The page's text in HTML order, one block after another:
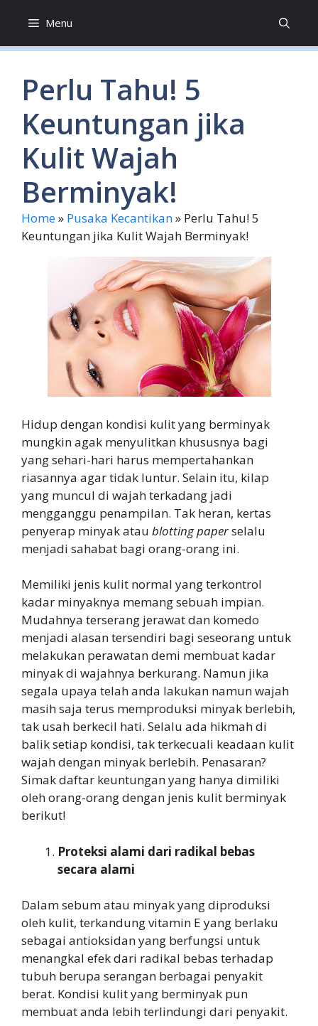
content
Menu
Perlu Tahu! 5
Keuntungan jika
Kulit Wajah
Berminyak!
Home» Pusaka Kecantikan» Perlu Tahu! 5
Keuntungan jika Kulit Wajah Berminyak!
Hidup dengan kondisi kulit yang berminyak
mungkin agak menyulitkan khususnya bagi
yang sehari-hari harus mempertahankan
riasannya agar tidak luntur. Selain itu, kilap
yang muncul di wajah terkadang jadi
mengganggu penampilan. Tak heran, kertas
penyerap minyak atau blotting paperselalu
menjadi sahabat bagi orang-orang ini.
Memiliki jenis kulit normal yang terkontrol
kadar minyaknya memang sebuah impian.
Mudahnya terserang jerawat dan komedo
menjadi alasan tersendiri bagi seseorang untuk
melakukan perawatan demi membuat kadar
minyak di wajahnya berkurang. Namun jika
segala upaya telah anda lakukan namun wajah
masih saja terus memproduksi minyak berlebih,
tak usah berkecil hati. Selalu ada hikmah di
balik setiap kondisi, tak terkecuali keadaan kulit
wajah dengan minyak berlebih. Penasaran?
Simak daftar keuntungan yang hanya dimiliki
oleh orang-orang dengan jenis kulit berminyak
berikut!
Proteksi alami dari radikal bebas
secara alami
Dalam sebum atau minyak yang diproduksi
oleh kulit, terkandung vitamin E yang berlaku
sebagai antioksidan yang berfungsi untuk
menangkal efek dari radikal bebas terhadap
tubuh berupa serangan berbagai penyakit
berat. Kondisi kulit yang berminyak pun
membuat anda lebih terlindungi dari penyakit.